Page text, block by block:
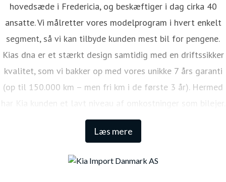
Læs mere
hovedsæde i Fredericia, og beskæftiger i dag cirka 40
ansatte. Vi målretter vores modelprogram i hvert enkelt
segment, så vi kan tilbyde kunden mest bil for pengene.
Kias dna er et stærkt design samtidig med en driftssikker
kvalitet, som vi bakker op med vores unikke 7 års garanti
(op til 150.000 km – men fri km i de første 3 år). Hermed
har Kia kunden et lavt niveau af omkostninger som bilejer.
Den lange garanti sikrer samtidig én af de højeste
restværdier i markedet.